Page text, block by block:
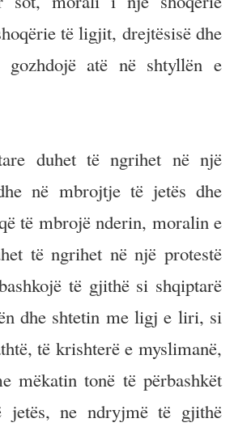
të ligjit, drejtësisë dhe
atë në shtyllën e
duhet të ngrihet në një
në mbrojtje të jetës dhe
të mbrojë nderin, moralin e
të ngrihet në një protestë
të gjithë si shqiptarë
dhe shtetin me ligj e liri, si
të krishterë e myslimanë,
mëkatin tonë të përbashkët
jetës, ne ndryjmë të gjithë